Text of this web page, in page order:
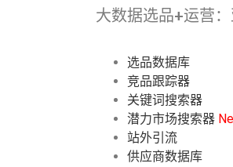
大数据选品+运营：
选品数据库
竞品跟踪器
关键词搜索器
潜力市场搜索器
站外引流
供应商数据库